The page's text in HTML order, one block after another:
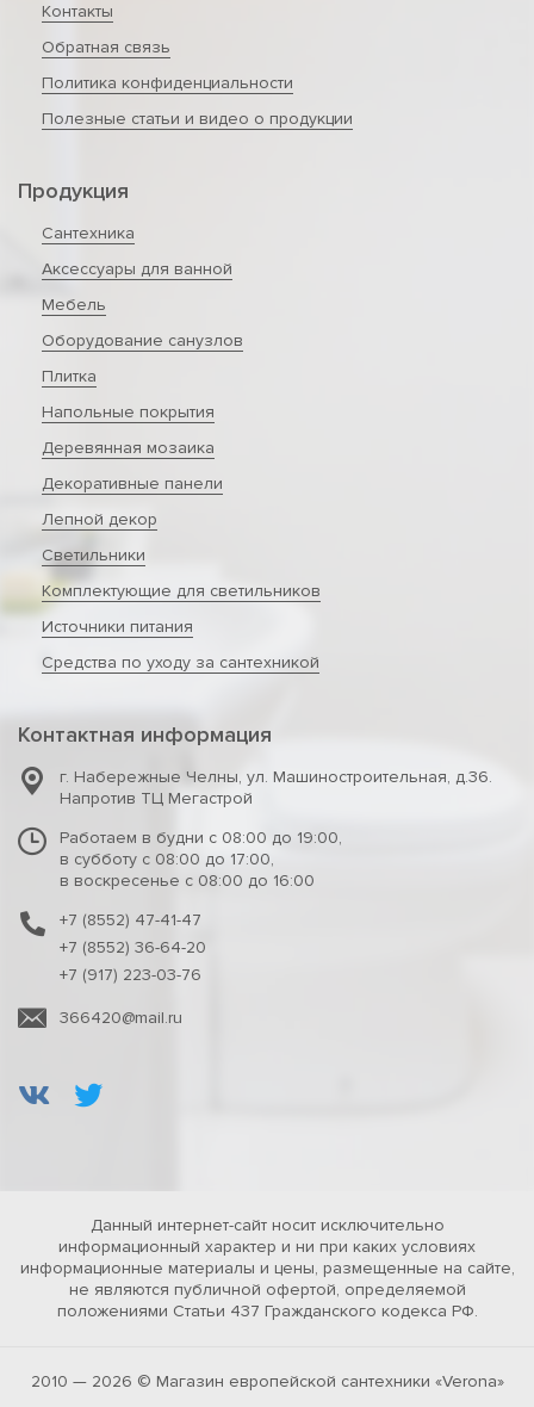
Контакты
Обратная связь
Политика конфиденциальности
Полезные статьи и видео о продукции
Продукция
Сантехника
Аксессуары для ванной
Мебель
Оборудование санузлов
Плитка
Напольные покрытия
Деревянная мозаика
Декоративные панели
Лепной декор
Светильники
Комплектующие для светильников
Источники питания
Средства по уходу за сантехникой
Контактная информация
г. Набережные Челны, ул. Машиностроительная, д.36.
Напротив ТЦ Мегастрой
Работаем в будни с 08:00 до 19:00,
в субботу с 08:00 до 17:00,
в воскресенье с 08:00 до 16:00
+7 (8552) 47-41-47
+7 (8552) 36-64-20
+7 (917) 223-03-76
366420@mail.ru
Данный интернет-сайт носит исключительно
информационный характер и ни при каких условиях
информационные материалы и цены, размещенные на сайте,
не являются публичной офертой, определяемой
положениями Статьи 437 Гражданского кодекса РФ.
2010 — 2026 © Магазин европейской сантехники «Verona»